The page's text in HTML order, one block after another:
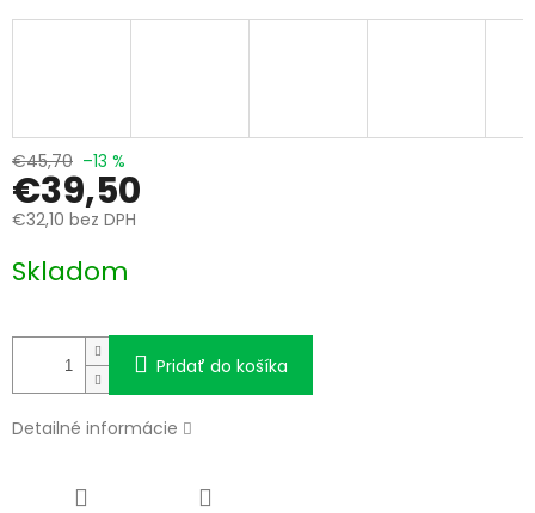
€45,70 –13 %
€39,50
€32,10 bez DPH
cena:
Skladom
Pridať do košíka
Detailné informácie